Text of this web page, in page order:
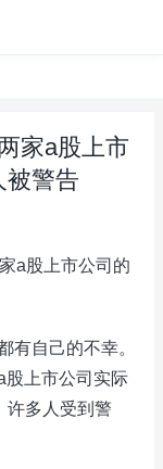
家a股上市
被警告
a股上市公司的
有自己的不幸。
股上市公司实际
许多人受到警